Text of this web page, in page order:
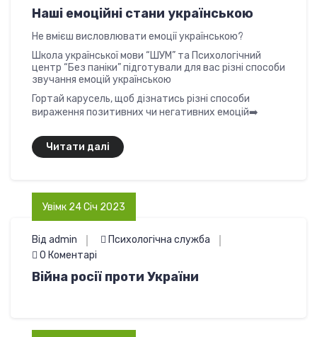
Наші емоційні стани українською
Не вмієш висловлювати емоції українською?
Школа української мови “ШУМ” та Психологічний
центр “Без паніки” підготували для вас різні способи
звучання емоцій українською
Гортай карусель, щоб дізнатись різні способи
вираження позитивних чи негативних емоцій➡️
Читати далі
Увімк 24 Січ 2023
Від admin
Психологічна служба
0 Коментарі
Війна росії проти України